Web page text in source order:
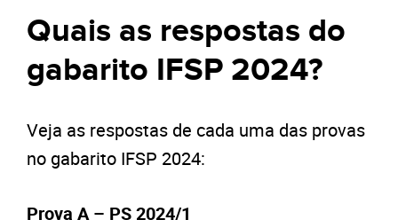
Quais as respostas do
gabarito IFSP 2024?
Veja as respostas de cada uma das provas
no gabarito IFSP 2024:
Prova A – PS 2024/1